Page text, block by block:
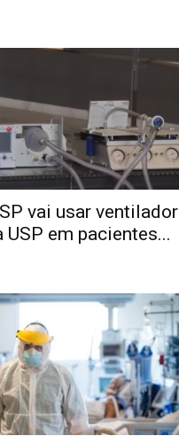
vai usar ventilador
USP em pacientes...